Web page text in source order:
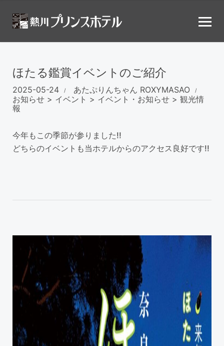
ほたる鑑賞イベントのご紹介
2025-05-24 あたぷりんちゃん ROXYMASAO
お知らせ > イベント > イベント・お知らせ > 観光情
報
今年もこの季節が参りました!!
どちらのイベントも当ホテルからのアクセス良好です!!